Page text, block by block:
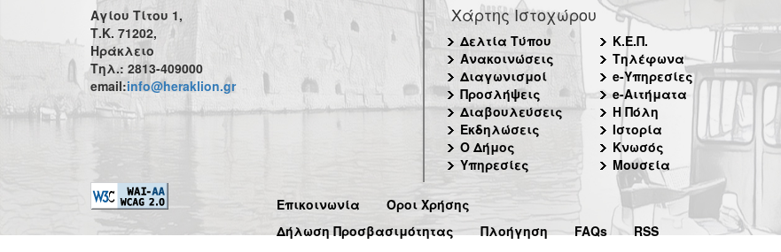
Αγίου Τίτου 1,
Τ.Κ. 71202,
Ηράκλειο
Τηλ.: 2813-409000
email:info@heraklion.gr
Χάρτης Ιστοχώρου
Δελτία Τύπου
Ανακοινώσεις
Διαγωνισμοί
Προσλήψεις
Διαβουλεύσεις
Εκδηλώσεις
Ο Δήμος
Υπηρεσίες
Κ.Ε.Π.
Τηλέφωνα
e-Υπηρεσίες
e-Αιτήματα
Η Πόλη
Ιστορία
Κνωσός
Μουσεία
Επικοινωνία
Όροι Χρήσης
Δήλωση Προσβασιμότητας
Πλοήγηση FAQs RSS